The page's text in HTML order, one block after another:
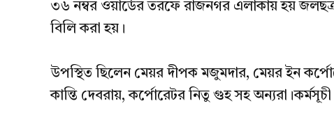
৩৬ নম্বর ওয়ার্ডের তরফে রাজনগর এলাকায় হয়
বিলি করা হয়।
উপস্থিত ছিলেন মেয়র দীপক মজুমদার, মেয়র ইন
কান্তি দেবরায়, কর্পোরেটর নিতু গুহ সহ